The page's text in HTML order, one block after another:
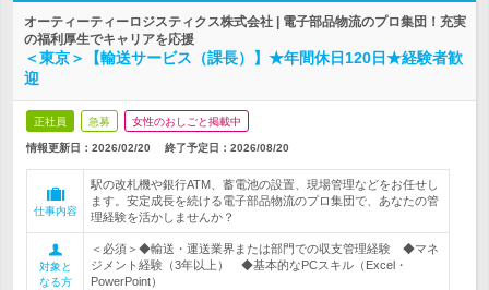
オーティーティーロジスティクス株式会社 | 電子部品物流のプロ集団！充実
の福利厚生でキャリアを応援
＜東京＞【輸送サービス（課長）】★年間休日120日★経験者歓
迎
正社員 急募 女性のおしごと掲載中
情報更新日：2026/02/20 終了予定日： 2026/08/20
仕事内容
駅の改札機や銀行ATM、蓄電池の設置、現場管理などをお任せし
ます。安定成長を続ける電子部品物流のプロ集団で、あなたの管
理経験を活かしませんか？
対象と
なる方
＜必須＞◆輸送・運送業界または部門での収支管理経験 ◆マネ
ジメント経験（3年以上） ◆基本的なPCスキル（Excel・
PowerPoint）